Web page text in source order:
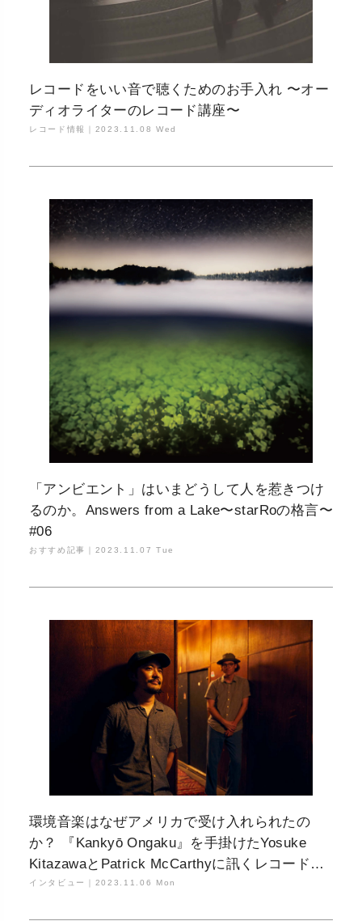
レコードをいい音で聴くためのお手入れ 〜オー
ディオライターのレコード講座〜
レコード情報｜ 2023.11.08 Wed
「アンビエント」はいまどうして人を惹きつけ
るのか。Answers from a Lake〜starRoの格言〜
#06
おすすめ記事｜ 2023.11.07 Tue
環境音楽はなぜアメリカで受け入れられたの
か？ 『Kankyō Ongaku』を手掛けたYosuke
KitazawaとPatrick McCarthyに訊くレコード・
リイシューの極意
インタビュー｜ 2023.11.06 Mon